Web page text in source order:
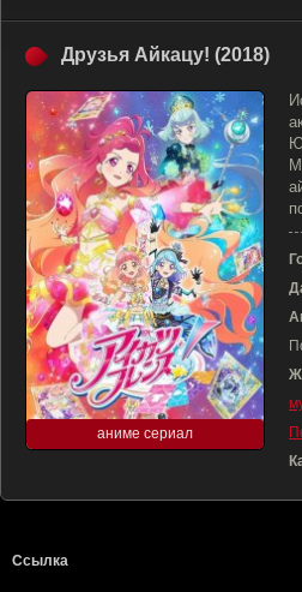
Друзья Айкацу! (2018)
аниме сериал
Ссылка